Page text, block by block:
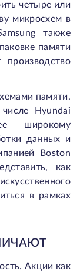
четыре или
микросхем в
также
памяти
памяти.
Hyundai
широкому
данных и
Boston
как
в рамках
Акции как